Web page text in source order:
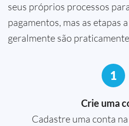
seus próprios processos
pagamentos, mas as etapas
geralmente são
1
Crie uma
Cadastre uma conta